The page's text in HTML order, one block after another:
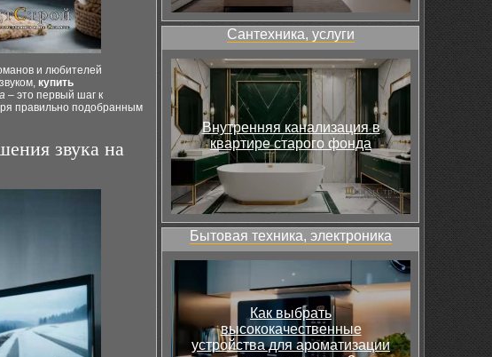
и любителей
купить
– это первый шаг к
правильно подобранным
звука на
Сантехника, услуги
Внутренняя канализация в
квартире старого фонда
Бытовая техника, электроника
Как выбрать
высококачественные
устройства для ароматизации